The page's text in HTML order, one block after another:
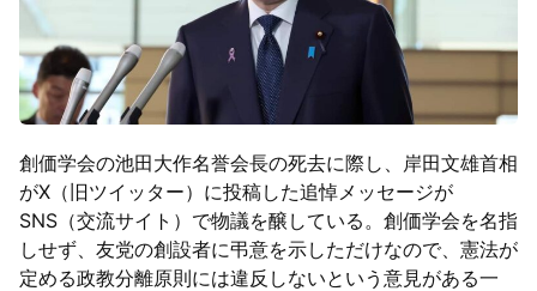
創価学会の池田大作名誉会長の死去に際し、岸田文雄首相
がX（旧ツイッター）に投稿した追悼メッセージが
SNS（交流サイト）で物議を醸している。創価学会を名指
しせず、友党の創設者に弔意を示しただけなので、憲法が
定める政教分離原則には違反しないという意見がある一